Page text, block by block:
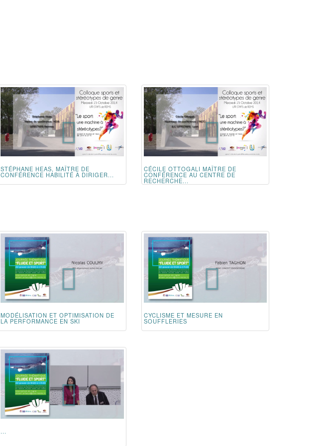
STÉPHANE HEAS, MAÎTRE DE
CONFÉRENCE HABILITÉ À DIRIGER...
CÉCILE OTTOGALI MAÎTRE DE
CONFÉRENCE AU CENTRE DE
RECHERCHE...
MODÉLISATION ET OPTIMISATION DE
LA PERFORMANCE EN SKI
CYCLISME ET MESURE EN
SOUFFLERIES
...